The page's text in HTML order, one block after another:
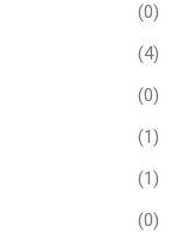
(0)
(4)
(0)
(1)
(1)
(0)